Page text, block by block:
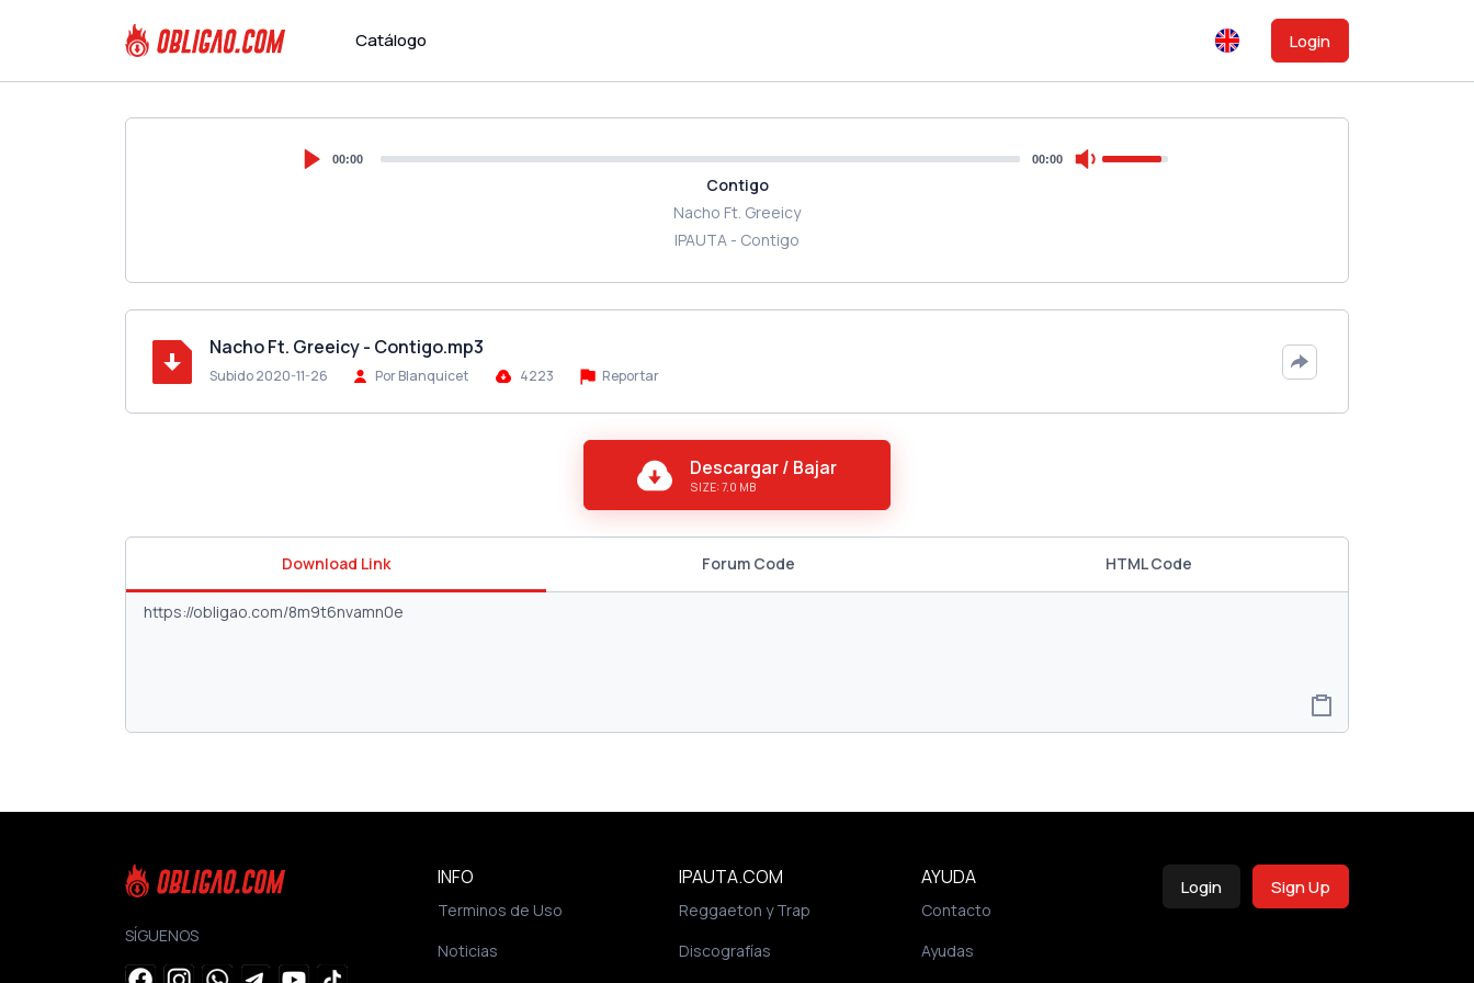
Catálogo Login
00:00 00:00
Contigo
Nacho Ft. Greeicy
IPAUTA - Contigo
Nacho Ft. Greeicy - Contigo.mp3
Subido 2020-11-26 Por Blanquicet 4223 Reportar
Descargar / Bajar
SIZE: 7.0 MB
Download Link Forum Code HTML Code
SÍGUENOS
INFO
Terminos de Uso
Noticias
IPAUTA.COM
Reggaeton y Trap
Discografías
AYUDA
Contacto
Ayudas
Login Sign Up